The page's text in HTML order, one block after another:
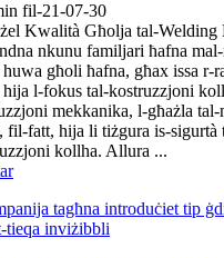
fil-21-07-30
Kwalità Għolja tal-Welding
nkunu familjari ħafna
għoli ħafna, għax issa r-
l-fokus tal-kostruzzjoni
mekkanika, l-għażla
fil-fatt, hija li tiżgura is-sigurtà
kollha. Allura ...